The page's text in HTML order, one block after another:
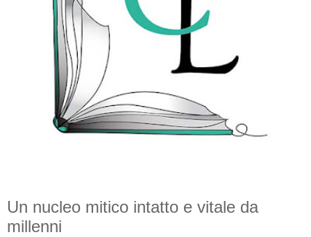
Un nucleo mitico intatto e vitale da
millenni